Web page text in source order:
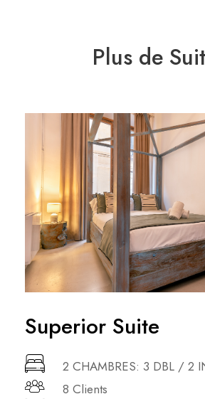
Plus de
Superior Suite
2 CHAMBRES: 3 DBL / 2
8 Clients